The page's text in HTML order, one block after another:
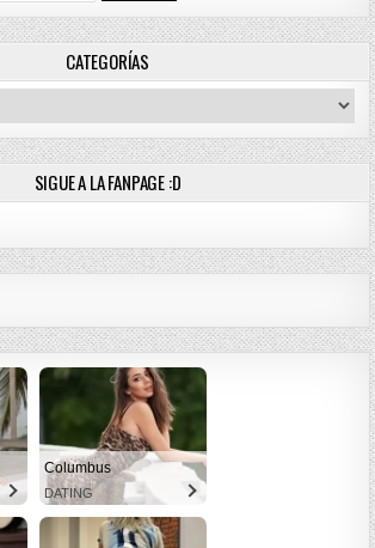
CATEGORÍAS
SIGUE A LA FANPAGE :D
Columbus
DATING